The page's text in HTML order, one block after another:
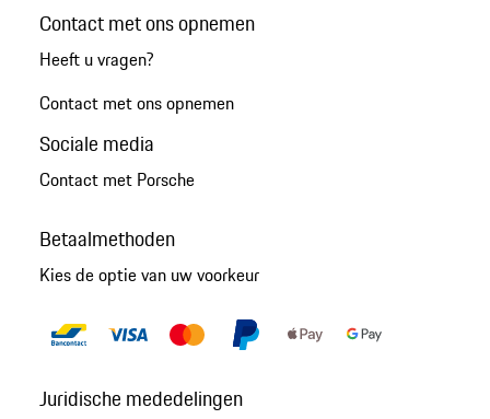
Contact met ons opnemen
Heeft u vragen?
Contact met ons opnemen
Sociale media
Contact met Porsche
Betaalmethoden
Kies de optie van uw voorkeur
Juridische mededelingen